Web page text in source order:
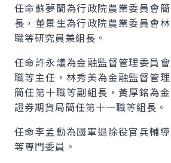
任命蘇夢蘭為行政院農業委員會
長，董景生為行政院農業委員會
職等研究員兼組長。
任命許永議為金融監督管理委員
職等主任，林秀美為金融監督管
簡任第十職等副組長，黃厚銘為
證券期貨局簡任第十一職等組長。
任命李孟勳為國軍退除役官兵輔
等專門委員。